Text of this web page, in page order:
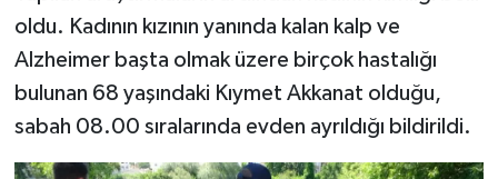
oldu. Kadının kızının yanında kalan kalp ve
Alzheimer başta olmak üzere birçok hastalığı
bulunan 68 yaşındaki Kıymet Akkanat olduğu,
sabah 08.00 sıralarında evden ayrıldığı bildirildi.